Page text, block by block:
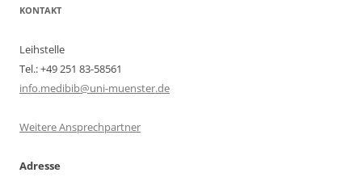
KONTAKT
Leihstelle
Tel.: +49 251 83-58561
info.medibib@uni-muenster.de
Weitere Ansprechpartner
Adresse